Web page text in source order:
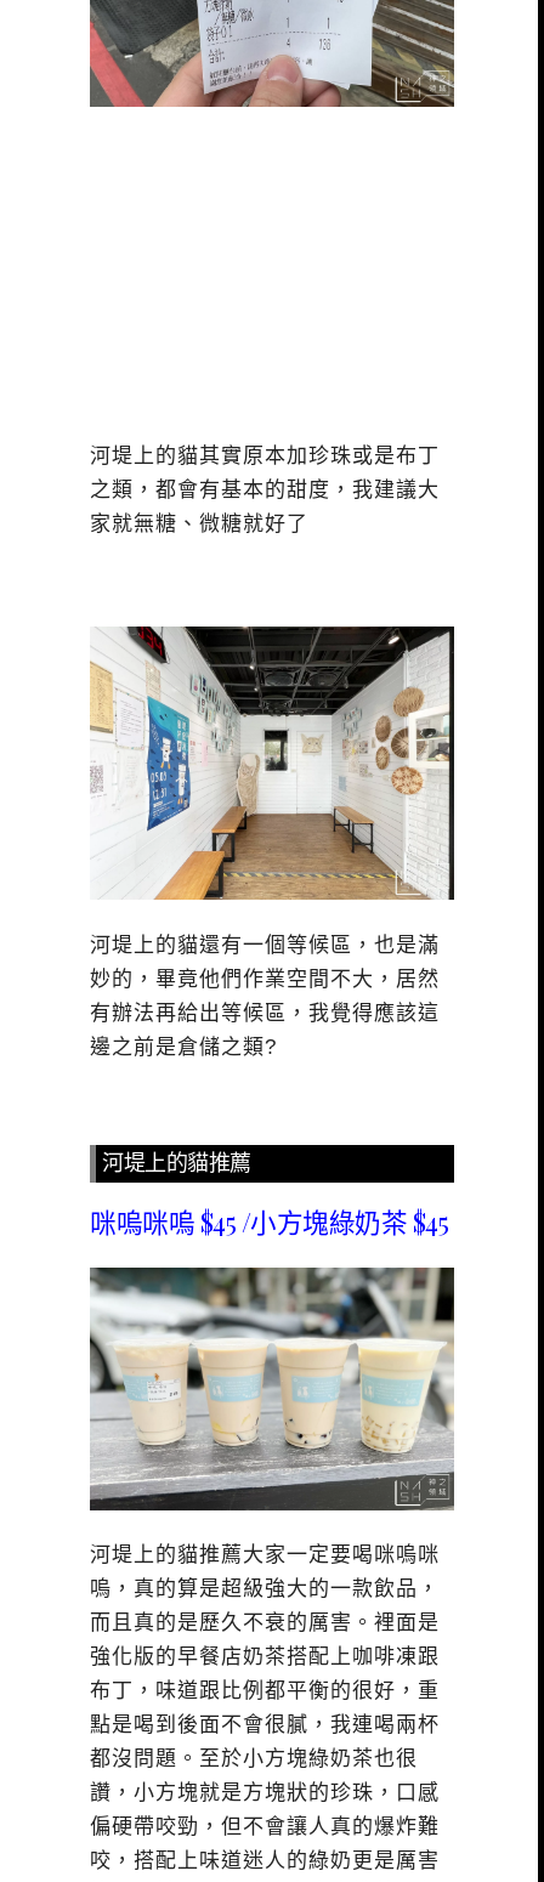
河堤上的貓其實原本加珍珠或是布丁
之類，都會有基本的甜度，我建議大
家就無糖、微糖就好了
河堤上的貓還有一個等候區，也是滿
妙的，畢竟他們作業空間不大，居然
有辦法再給出等候區，我覺得應該這
邊之前是倉儲之類?
河堤上的貓推薦
咪嗚咪嗚 $45 /小方塊綠奶茶 $45
河堤上的貓推薦大家一定要喝咪嗚咪
嗚，真的算是超級強大的一款飲品，
而且真的是歷久不衰的厲害。裡面是
強化版的早餐店奶茶搭配上咖啡凍跟
布丁，味道跟比例都平衡的很好，重
點是喝到後面不會很膩，我連喝兩杯
都沒問題。至於小方塊綠奶茶也很
讚，小方塊就是方塊狀的珍珠，口感
偏硬帶咬勁，但不會讓人真的爆炸難
咬，搭配上味道迷人的綠奶更是厲害